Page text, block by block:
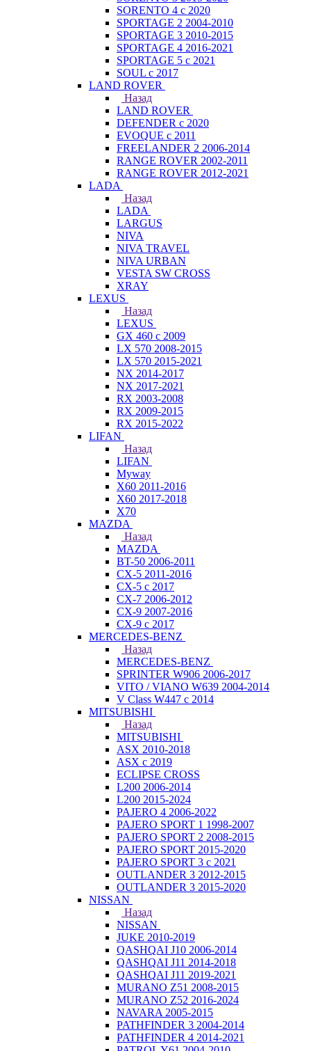
SORENTO 4 с 2020
SPORTAGE 2 2004-2010
SPORTAGE 3 2010-2015
SPORTAGE 4 2016-2021
SPORTAGE 5 с 2021
SOUL с 2017
LAND ROVER
Назад
LAND ROVER
DEFENDER с 2020
EVOQUE с 2011
FREELANDER 2 2006-2014
RANGE ROVER 2002-2011
RANGE ROVER 2012-2021
LADA
Назад
LADA
LARGUS
NIVA
NIVA TRAVEL
NIVA URBAN
VESTA SW CROSS
XRAY
LEXUS
Назад
LEXUS
GX 460 с 2009
LX 570 2008-2015
LX 570 2015-2021
NX 2014-2017
NX 2017-2021
RX 2003-2008
RX 2009-2015
RX 2015-2022
LIFAN
Назад
LIFAN
Myway
X60 2011-2016
X60 2017-2018
X70
MAZDA
Назад
MAZDA
BT-50 2006-2011
CX-5 2011-2016
CX-5 с 2017
CX-7 2006-2012
CX-9 2007-2016
CX-9 с 2017
MERCEDES-BENZ
Назад
MERCEDES-BENZ
SPRINTER W906 2006-2017
VITO / VIANO W639 2004-2014
V Class W447 с 2014
MITSUBISHI
Назад
MITSUBISHI
ASX 2010-2018
ASX с 2019
ECLIPSE CROSS
L200 2006-2014
L200 2015-2024
PAJERO 4 2006-2022
PAJERO SPORT 1 1998-2007
PAJERO SPORT 2 2008-2015
PAJERO SPORT 2015-2020
PAJERO SPORT 3 с 2021
OUTLANDER 3 2012-2015
OUTLANDER 3 2015-2020
NISSAN
Назад
NISSAN
JUKE 2010-2019
QASHQAI J10 2006-2014
QASHQAI J11 2014-2018
QASHQAI J11 2019-2021
MURANO Z51 2008-2015
MURANO Z52 2016-2024
NAVARA 2005-2015
PATHFINDER 3 2004-2014
PATHFINDER 4 2014-2021